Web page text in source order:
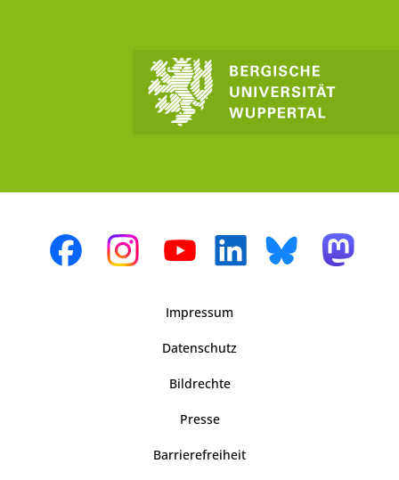
Impressum
Datenschutz
Bildrechte
Presse
Barrierefreiheit